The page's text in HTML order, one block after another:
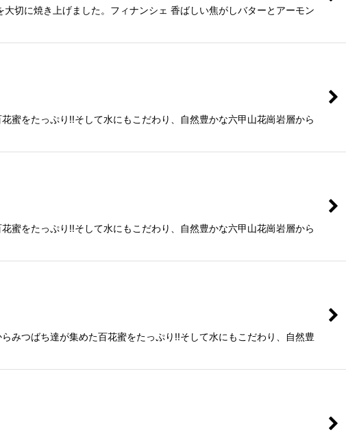
切に焼き上げました。フィナンシェ 香ばしい焦がしバターとアーモン
蜜をたっぷり!!そして水にもこだわり、自然豊かな六甲山花崗岩層から
蜜をたっぷり!!そして水にもこだわり、自然豊かな六甲山花崗岩層から
みつばち達が集めた百花蜜をたっぷり!!そして水にもこだわり、自然豊